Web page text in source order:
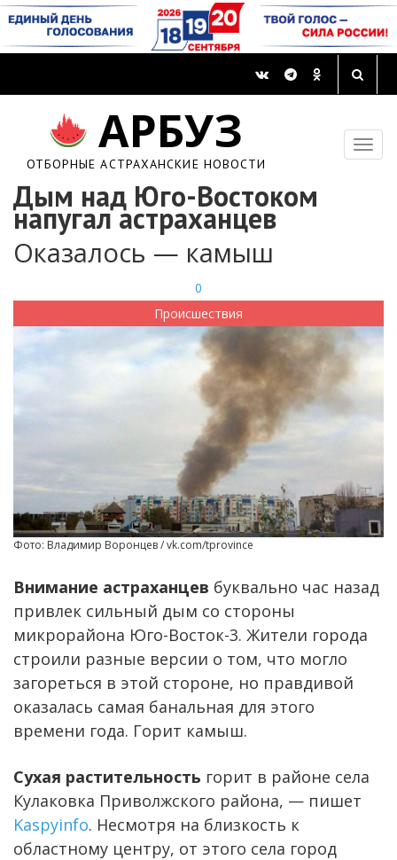
АРБУЗ
ОТБОРНЫЕ АСТРАХАНСКИЕ НОВОСТИ
Дым над Юго-Востоком
напугал астраханцев
Оказалось — камыш
0
Происшествия
Фото: Владимир Воронцев / vk.com/tprovince
Внимание астраханцев буквально час назад
привлек сильный дым со стороны
микрорайона Юго-Восток-3. Жители города
строили разные версии о том, что могло
загореться в этой стороне, но правдивой
оказалась самая банальная для этого
времени года. Горит камыш.
Сухая растительность горит в районе села
Кулаковка Приволжского района, — пишет
Kaspyinfo. Несмотря на близкость к
областному центру, от этого села город